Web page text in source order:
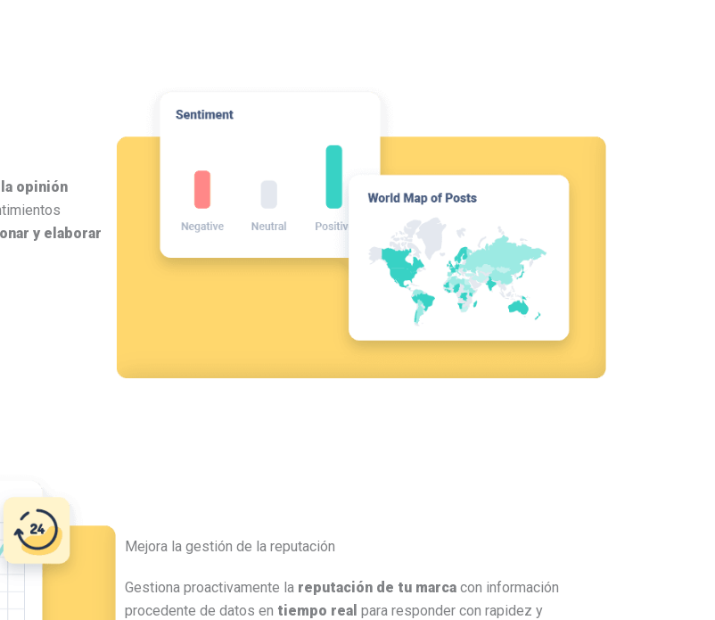
la opinión
y elaborar
Mejora la gestión de la reputación
Gestiona proactivamente la reputación de tu marca con información
procedente de datos en tiempo real para responder con rapidez y